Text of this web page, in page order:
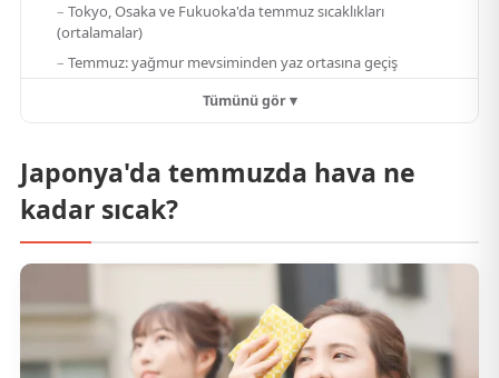
Tokyo, Osaka ve Fukuoka'da temmuz sıcaklıkları
(ortalamalar)
Temmuz: yağmur mevsiminden yaz ortasına geçiş
Tümünü gör ▾
Japonya'da temmuzda hava ne
kadar sıcak?